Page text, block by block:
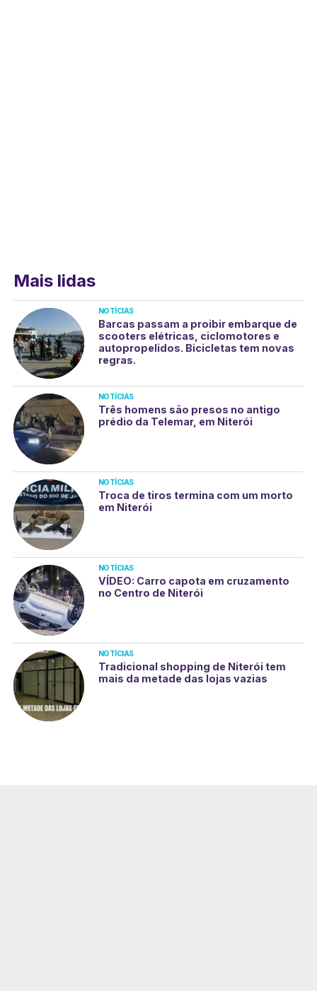
Mais lidas
NOTÍCIAS
Barcas passam a proibir embarque de
scooters elétricas, ciclomotores e
autopropelidos. Bicicletas tem novas
regras.
NOTÍCIAS
Três homens são presos no antigo
prédio da Telemar, em Niterói
NOTÍCIAS
Troca de tiros termina com um morto
em Niterói
NOTÍCIAS
VÍDEO: Carro capota em cruzamento
no Centro de Niterói
NOTÍCIAS
Tradicional shopping de Niterói tem
mais da metade das lojas vazias